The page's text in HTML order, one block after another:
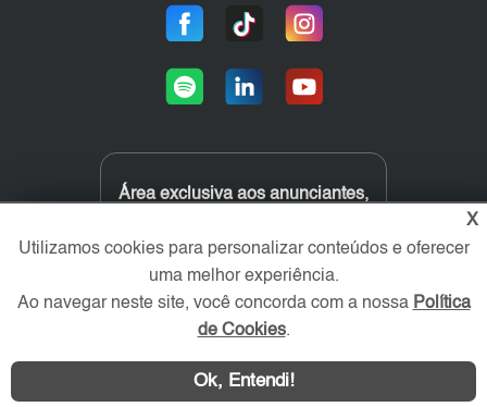
Área exclusiva aos anunciantes,
X
Utilizamos cookies para personalizar conteúdos e oferecer
uma melhor experiência.
Ao navegar neste site, você concorda com a nossa Política
de Cookies.
Ok, Entendi!